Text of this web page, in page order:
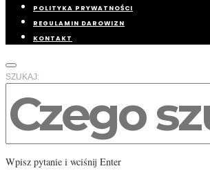
POLITYKA PRYWATNOŚCI
REGULAMIN DAROWIZN
KONTAKT
SZUKAJ:
Wpisz pytanie i wciśnij Enter